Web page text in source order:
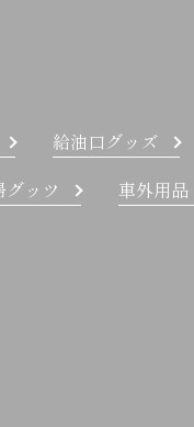
給油口グッズ
グッツ 車外用品